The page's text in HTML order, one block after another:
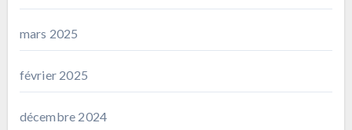
mars 2025
février 2025
décembre 2024